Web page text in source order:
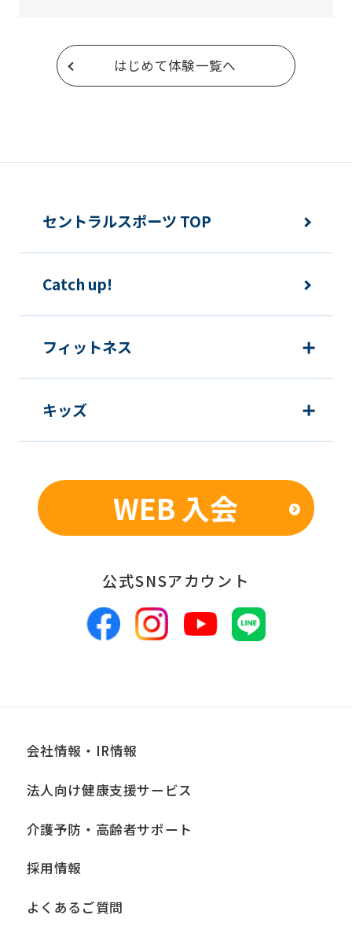
はじめて体験一覧へ
セントラルスポーツ TOP
Catch up!
フィットネス
キッズ
WEB 入会
公式SNSアカウント
会社情報・IR情報
法人向け健康支援サービス
介護予防・高齢者サポート
採用情報
よくあるご質問